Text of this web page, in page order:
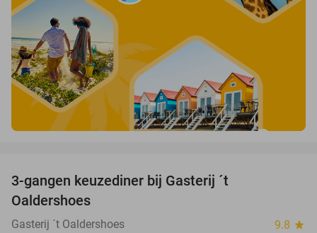
3-gangen keuzediner bij Gasterij ´t
Oaldershoes
Gasterij ´t Oaldershoes 9.8 star